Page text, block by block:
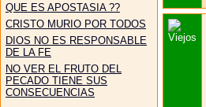
QUE ES APOSTASIA ??
CRISTO MURIO POR TODOS
DIOS NO ES RESPONSABLE
DE LA FE
NO VER EL FRUTO DEL
PECADO TIENE SUS
CONSECUENCIAS